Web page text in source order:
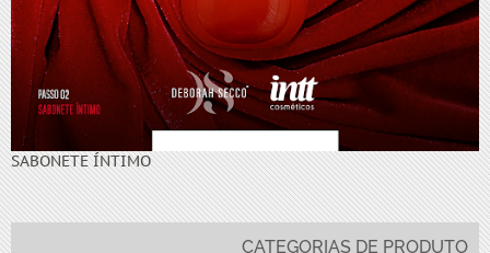
SABONETE ÍNTIMO
CATEGORIAS DE PRODUTO